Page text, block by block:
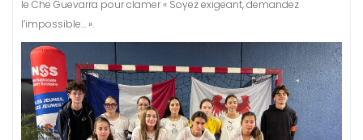
le Che Guevarra pour clamer « Soyez exigeant, demandez
l’impossible… ».